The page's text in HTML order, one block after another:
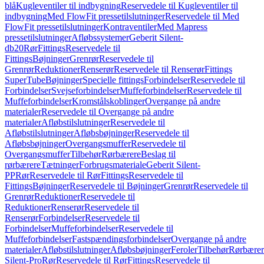
blåKugleventiler til indbygningReservedele til Kugleventiler til
indbygningMed FlowFit pressetilslutningerReservedele til Med
FlowFit pressetilslutningerKontraventilerMed Mapress
pressetilslutningerAfløbssystemerGeberit Silent-
db20RørFittingsReservedele til
FittingsBøjningerGrenrørReservedele til
GrenrørReduktionerRenserørReservedele til RenserørFittings
SuperTubeBøjningerSpecielle fittingsForbindelserReservedele til
ForbindelserSvejseforbindelserMuffeforbindelserReservedele til
MuffeforbindelserKromstålskoblingerOvergange på andre
materialerReservedele til Overgange på andre
materialerAfløbstilslutningerReservedele til
AfløbstilslutningerAfløbsbøjningerReservedele til
AfløbsbøjningerOvergangsmufferReservedele til
OvergangsmufferTilbehørRørbærereBeslag til
rørbærereTætningerForbrugsmaterialeGeberit Silent-
PPRørReservedele til RørFittingsReservedele til
FittingsBøjningerReservedele til BøjningerGrenrørReservedele til
GrenrørReduktionerReservedele til
ReduktionerRenserørReservedele til
RenserørForbindelserReservedele til
ForbindelserMuffeforbindelserReservedele til
MuffeforbindelserFastspændingsforbindelserOvergange på andre
materialerAfløbstilslutningerAfløbsbøjningerFerolerTilbehør
Silent-ProRørReservedele til RørFittingsReservedele til